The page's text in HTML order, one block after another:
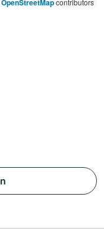
OpenStreetMapcontributors